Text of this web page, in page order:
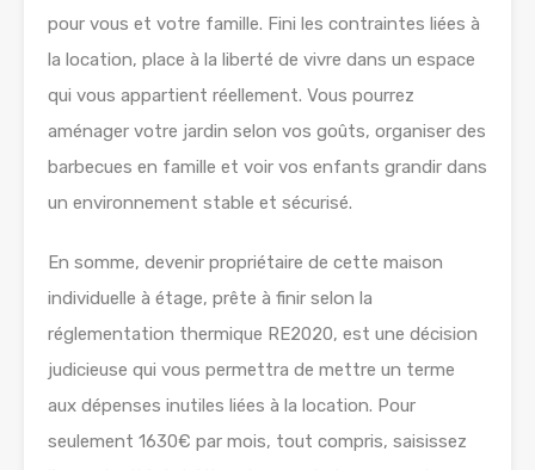
pour vous et votre famille. Fini les contraintes liées à
la location, place à la liberté de vivre dans un espace
qui vous appartient réellement. Vous pourrez
aménager votre jardin selon vos goûts, organiser des
barbecues en famille et voir vos enfants grandir dans
un environnement stable et sécurisé.
En somme, devenir propriétaire de cette maison
individuelle à étage, prête à finir selon la
réglementation thermique RE2020, est une décision
judicieuse qui vous permettra de mettre un terme
aux dépenses inutiles liées à la location. Pour
seulement 1630€ par mois, tout compris, saisissez